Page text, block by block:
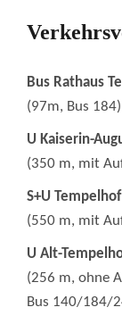
Bus Rathaus
(97m, Bus 184)
U Kaiserin-
(350 m, mit
S+U Tempelhof
(550 m, mit
U Alt-
(256 m, ohne
Bus 140/184/